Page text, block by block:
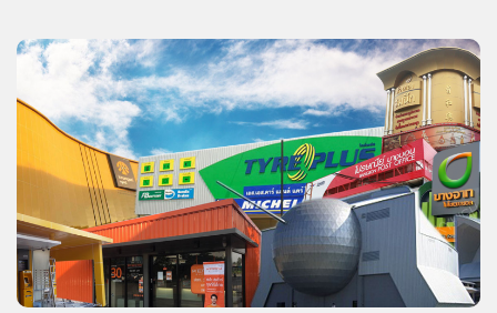
PRODUCT
BRANDS
ALUMINIUM
COMPOSITE
STICKER
VINYL
PVC
SHEET